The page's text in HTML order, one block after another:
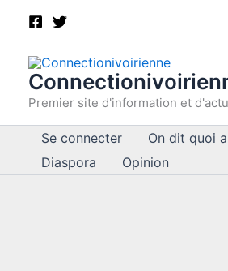
contenu
Premier site d'information et
Se connecter On dit quoi
Diaspora
Opinion